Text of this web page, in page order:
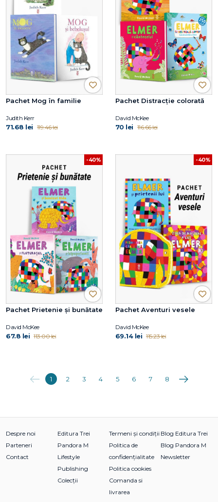
Pachet Mog în familie
Judith Kerr
71.68 lei 119.46 lei
Pachet Distracție colorată
David McKee
70 lei 116.66 lei
-40%
Pachet Prietenie și bunătate
David McKee
67.8 lei 113.00 lei
-40%
Pachet Aventuri vesele
David McKee
69.14 lei 115.23 lei
Anterioara
1 2 3 4 5 6 7 8 Următoarea
Despre noi
Parteneri
Contact
Editura Trei
Pandora M
Lifestyle
Publishing
Colecții
Termeni și condiții
Politica de
confidențialitate
Politica cookies
Comanda si
livrarea
Blog Editura Trei
Blog Pandora M
Newsletter